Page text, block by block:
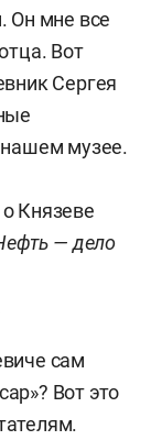
Он мне все
Вот
Сергея
нашем музее.
Князеве
— дело
сам
Вот это